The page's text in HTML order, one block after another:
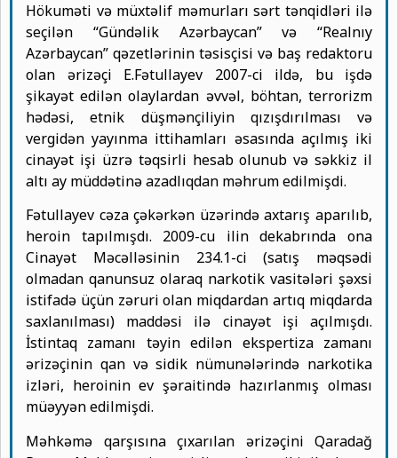
Hökuməti və müxtəlif məmurları sərt tənqidləri ilə
seçilən “Gündəlik Azərbaycan” və “Realnıy
Azərbaycan” qəzetlərinin təsisçisi və baş redaktoru
olan ərizəçi E.Fətullayev 2007-ci ildə, bu işdə
şikayət edilən olaylardan əvvəl, böhtan, terrorizm
hədəsi, etnik düşmənçiliyin qızışdırılması və
vergidən yayınma ittihamları əsasında açılmış iki
cinayət işi üzrə təqsirli hesab olunub və səkkiz il
altı ay müddətinə azadlıqdan məhrum edilmişdi.
Fətullayev cəza çəkərkən üzərində axtarış aparılıb,
heroin tapılmışdı. 2009-cu ilin dekabrında ona
Cinayət Məcəlləsinin 234.1-ci (satış məqsədi
olmadan qanunsuz olaraq narkotik vasitələri şəxsi
istifadə üçün zəruri olan miqdardan artıq miqdarda
saxlanılması) maddəsi ilə cinayət işi açılmışdı.
İstintaq zamanı təyin edilən ekspertiza zamanı
ərizəçinin qan və sidik nümunələrində narkotika
izləri, heroinin ev şəraitində hazırlanmış olması
müəyyən edilmişdi.
Məhkəmə qarşısına çıxarılan ərizəçini Qaradağ